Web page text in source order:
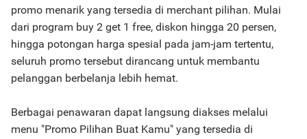
promo menarik yang tersedia di merchant pilihan. Mulai
dari program buy 2 get 1 free, diskon hingga 20 persen,
hingga potongan harga spesial pada jam-jam tertentu,
seluruh promo tersebut dirancang untuk membantu
pelanggan berbelanja lebih hemat.
Berbagai penawaran dapat langsung diakses melalui
menu "Promo Pilihan Buat Kamu" yang tersedia di